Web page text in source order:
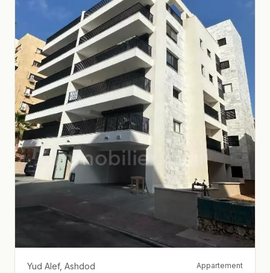
Yud Alef, Ashdod Appartement